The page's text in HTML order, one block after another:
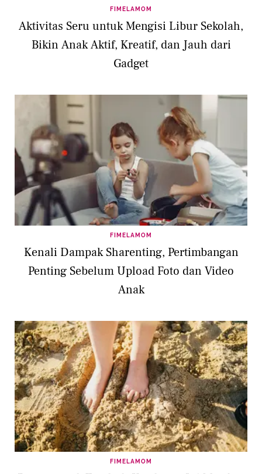
FIMELAMOM
Aktivitas Seru untuk Mengisi Libur Sekolah,
Bikin Anak Aktif, Kreatif, dan Jauh dari
Gadget
FIMELAMOM
Kenali Dampak Sharenting, Pertimbangan
Penting Sebelum Upload Foto dan Video
Anak
FIMELAMOM